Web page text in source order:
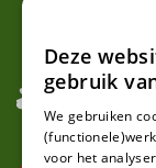
Deze
gebruik
We gebruiken
voor het